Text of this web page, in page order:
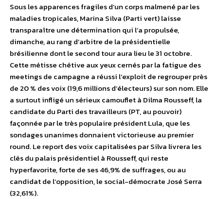
Sous les apparences fragiles d’un corps malmené par les
maladies tropicales, Marina Silva (Parti vert) laisse
transparaître une détermination qui l’a propulsée,
dimanche, au rang d’arbitre de la présidentielle
brésilienne dont le second tour aura lieu le 31 octobre.
Cette métisse chétive aux yeux cernés par la fatigue des
meetings de campagne a réussi l’exploit de regrouper près
de 20 % des voix (19,6 millions d’électeurs) sur son nom. Elle
a surtout infligé un sérieux camouflet à Dilma Rousseff, la
candidate du Parti des travailleurs (PT, au pouvoir)
façonnée par le très populaire président Lula, que les
sondages unanimes donnaient victorieuse au premier
round. Le report des voix capitalisées par Silva livrera les
clés du palais présidentiel à Rousseff, qui reste
hyperfavorite, forte de ses 46,9% de suffrages, ou au
candidat de l’opposition, le social-démocrate José Serra
(32,61%).